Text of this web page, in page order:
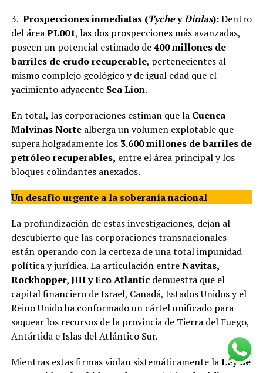
3. Prospecciones inmediatas (TycheyDinlas):Dentro
del áreaPL001, las dos prospecciones más avanzadas,
poseen un potencial estimado de400 millones de
barriles de crudo recuperable, pertenecientes al
mismo complejo geológico y de igual edad que el
yacimiento adyacente Sea Lion.
En total, las corporaciones estiman que la Cuenca
Malvinas Nortealberga un volumen explotable que
supera holgadamente los 3.600 millones de barriles de
petróleo recuperables, entre el área principal y los
bloques colindantes anexados.
Un desafío urgente a la soberanía nacional
La profundización de estas investigaciones, dejan al
descubierto que las corporaciones transnacionales
están operando con la certeza de una total impunidad
política y jurídica. La articulación entreNavitas,
Rockhopper, JHI y Eco Atlantic demuestra que el
capital financiero de Israel, Canadá, Estados Unidos y el
Reino Unido ha conformado un cártel unificado para
saquear los recursos de la provincia de Tierra del Fuego,
Antártida e Islas del Atlántico Sur.
Mientras estas firmas violan sistemáticamente laLey de